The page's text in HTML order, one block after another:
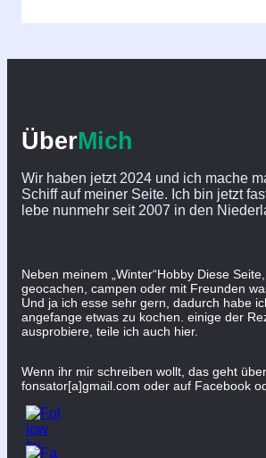
ÜberMich
Wir haben jetzt 2024 und ich mache
Schiff auf meiner Seite. Ich bin jetzt
lebe nunmehr seit 2007 in den
Neben meinem „Winter“Hobby Diese
geocachen, campen oder mit Freunden
Und ja ich esse sehr gern, dadurch habe
angefange etwas zu kochen. einige der
ausprobiere, teile ich auch hier.
Wenn ihr mir schreiben wollt, das geht über
fonsator[a]gmail.com oder auf Facebook